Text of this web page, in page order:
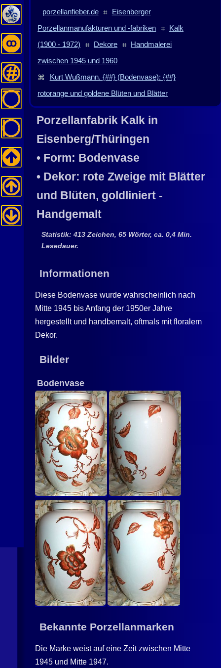
porzellanfieber.de ⌗ Eisenberger
Porzellanmanufakturen und -fabriken ⌗ Kalk
(1900 - 1972) ⌗ Dekore ⌗ Handmalerei
zwischen 1945 und 1960
⌘ Kurt Wußmann. {##} (Bodenvase): {##}
rotorange und goldene Blüten und Blätter
Porzellanfabrik Kalkin
Eisenberg/Thüringen
• Form: Bodenvase
• Dekor: rote Zweige mit Blätter
und Blüten, goldliniert -
Handgemalt
Statistik: 413 Zeichen, 65 Wörter, ca. 0,4 Min.
Lesedauer.
Informationen
Diese Bodenvase wurde wahrscheinlich nach
Mitte 1945 bis Anfang der 1950er Jahre
hergestellt und handbemalt, oftmals mit floralem
Dekor.
Bilder
Bodenvase
Bekannte Porzellanmarken
Die Marke weist auf eine Zeit zwischen Mitte
1945 und Mitte 1947.